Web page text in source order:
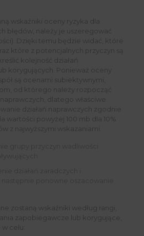
wskaźniki oceny ryzyka dla
błędów, należy je uszeregować
Dzięki temu będzie widać, które
które z potencjalnych przyczyn są
kolejność działań
korygujących. Ponieważ oceny
są ocenami subiektywnymi,
od którego należy rozpocząć
dlatego właściwe
działań naprawczych zgodnie
wartości powyżej 100 mb dla 10%
z najwyższymi wskazaniami.
zostaną wskaźniki według rangi,
zapobiegawcze lub korygujące,
celu: